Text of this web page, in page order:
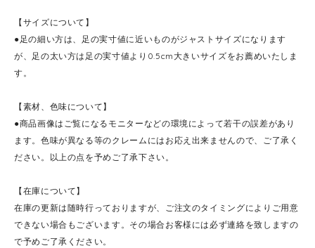
【サイズについて】
●足の細い方は、足の実寸値に近いものがジャストサイズになります
が、足の太い方は足の実寸値より0.5cm大きいサイズをお薦めいたしま
す。
【素材、色味について】
●商品画像はご覧になるモニターなどの環境によって若干の誤差があり
ます。色味が異なる等のクレームにはお応え出来ませんので、ご了承く
ださい。以上の点を予めご了承下さい。
【在庫について】
在庫の更新は随時行っておりますが、ご注文のタイミングによりご用意
できない場合もございます。その場合お客様には必ず連絡を致しますの
で予めご了承ください。